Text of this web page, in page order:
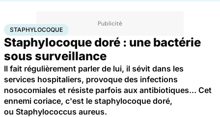
AccueilSantéMaladies Maladies infectieuses
STAPHYLOCOQUE
Staphylocoque doré : une bactérie
sous surveillance
Il fait régulièrement parler de lui, il sévit dans les
services hospitaliers, provoque des infections
nosocomiales et résiste parfois aux antibiotiques… Cet
ennemi coriace, c'est le staphylocoque doré,
ou Staphylococcus aureus.